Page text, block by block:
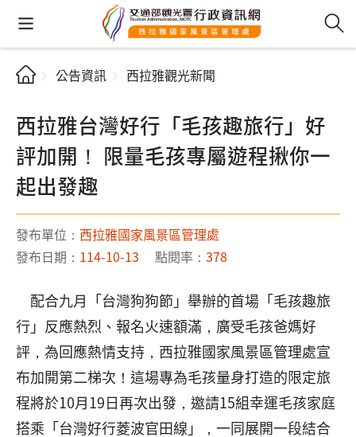
公告資訊 西拉雅觀光新聞
西拉雅台灣好行「毛孩趣旅行」好
評加開！ 限量毛孩專屬遊程揪你一
起出發趣
發布單位： 西拉雅國家風景區管理處
發布日期： 114-10-13 點閱率： 378
配合九月「台灣狗狗節」舉辦的首場「毛孩趣旅
行」反應熱烈、報名火速額滿，廣受毛孩爸媽好
評，為回應熱情支持，西拉雅國家風景區管理處宣
布加開第二梯次！這場專為毛孩量身打造的限定旅
程將於10月19日再次出發，邀請15組幸運毛孩家庭
搭乘「台灣好行菱波官田線」，一同展開一段結合